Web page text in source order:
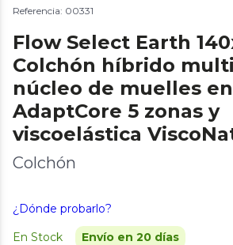
Referencia: 00331
Flow Select Earth
Colchón híbrido
núcleo de muelles
AdaptCore 5 zonas y
viscoelástica
Colchón
¿Dónde probarlo?
En Stock
Envío en 20 días